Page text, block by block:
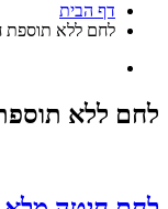
דף הבית
לחם ללא תוספת
לחם ללא